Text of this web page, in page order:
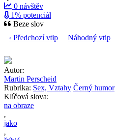
0 návštěv
1% potenciál
Beze slov
‹ Předchozí vtip
Náhodný vtip
Autor:
Martin Perscheid
Rubrika: Sex, Vztahy Černý humor
Klíčová slova:
na obraze
,
jako
,